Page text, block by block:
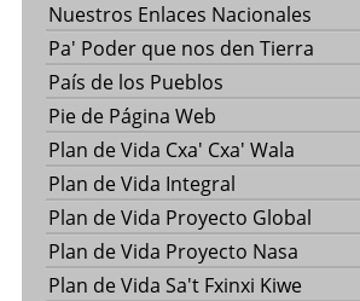
Nuestros Enlaces Nacionales
Pa' Poder que nos den Tierra
País de los Pueblos
Pie de Página Web
Plan de Vida Cxa' Cxa' Wala
Plan de Vida Integral
Plan de Vida Proyecto Global
Plan de Vida Proyecto Nasa
Plan de Vida Sa't Fxinxi Kiwe